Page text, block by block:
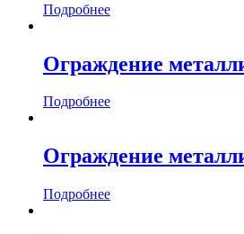
Подробнее
Ограждение
Подробнее
Ограждение
Подробнее